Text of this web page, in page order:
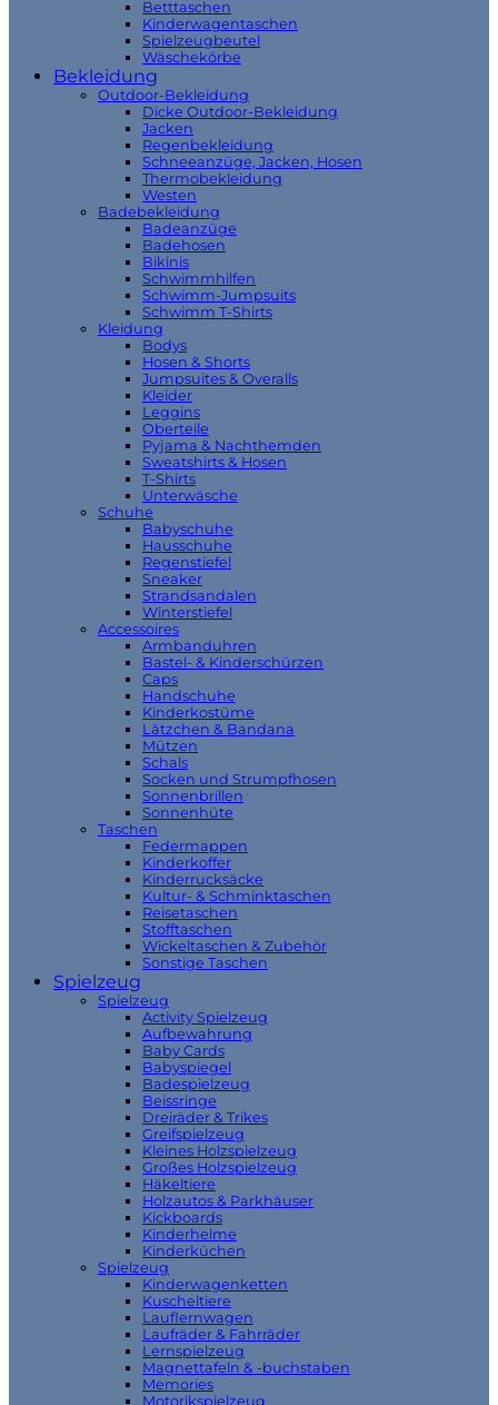
Betttaschen
Kinderwagentaschen
Spielzeugbeutel
Wäschekörbe
Bekleidung
Outdoor-Bekleidung
Dicke Outdoor-Bekleidung
Jacken
Regenbekleidung
Schneeanzüge, Jacken, Hosen
Thermobekleidung
Westen
Badebekleidung
Badeanzüge
Badehosen
Bikinis
Schwimmhilfen
Schwimm-Jumpsuits
Schwimm T-Shirts
Kleidung
Bodys
Hosen & Shorts
Jumpsuites & Overalls
Kleider
Leggins
Oberteile
Pyjama & Nachthemden
Sweatshirts & Hosen
T-Shirts
Unterwäsche
Schuhe
Babyschuhe
Hausschuhe
Regenstiefel
Sneaker
Strandsandalen
Winterstiefel
Accessoires
Armbanduhren
Bastel- & Kinderschürzen
Caps
Handschuhe
Kinderkostüme
Lätzchen & Bandana
Mützen
Schals
Socken und Strumpfhosen
Sonnenbrillen
Sonnenhüte
Taschen
Federmappen
Kinderkoffer
Kinderrucksäcke
Kultur- & Schminktaschen
Reisetaschen
Stofftaschen
Wickeltaschen & Zubehör
Sonstige Taschen
Spielzeug
Spielzeug
Activity Spielzeug
Aufbewahrung
Baby Cards
Babyspiegel
Badespielzeug
Beissringe
Dreiräder & Trikes
Greifspielzeug
Kleines Holzspielzeug
Großes Holzspielzeug
Häkeltiere
Holzautos & Parkhäuser
Kickboards
Kinderhelme
Kinderküchen
Spielzeug
Kinderwagenketten
Kuscheltiere
Lauflernwagen
Laufräder & Fahrräder
Lernspielzeug
Magnettafeln & -buchstaben
Memories
Motorikspielzeug